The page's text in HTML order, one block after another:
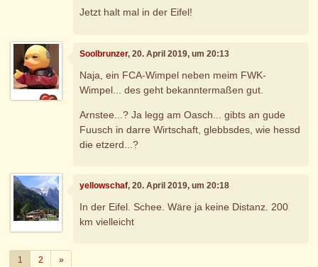
Jetzt halt mal in der Eifel!
Soolbrunzer, 20. April 2019, um 20:13
Naja, ein FCA-Wimpel neben meim FWK-
Wimpel... des geht bekanntermaßen gut.
Arnstee...? Ja legg am Oasch... gibts an gude
Fuusch in darre Wirtschaft, glebbsdes, wie hessd
die etzerd...?
yellowschaf, 20. April 2019, um 20:18
In der Eifel. Schee. Wäre ja keine Distanz. 200
km vielleicht
1 2 »Weiter